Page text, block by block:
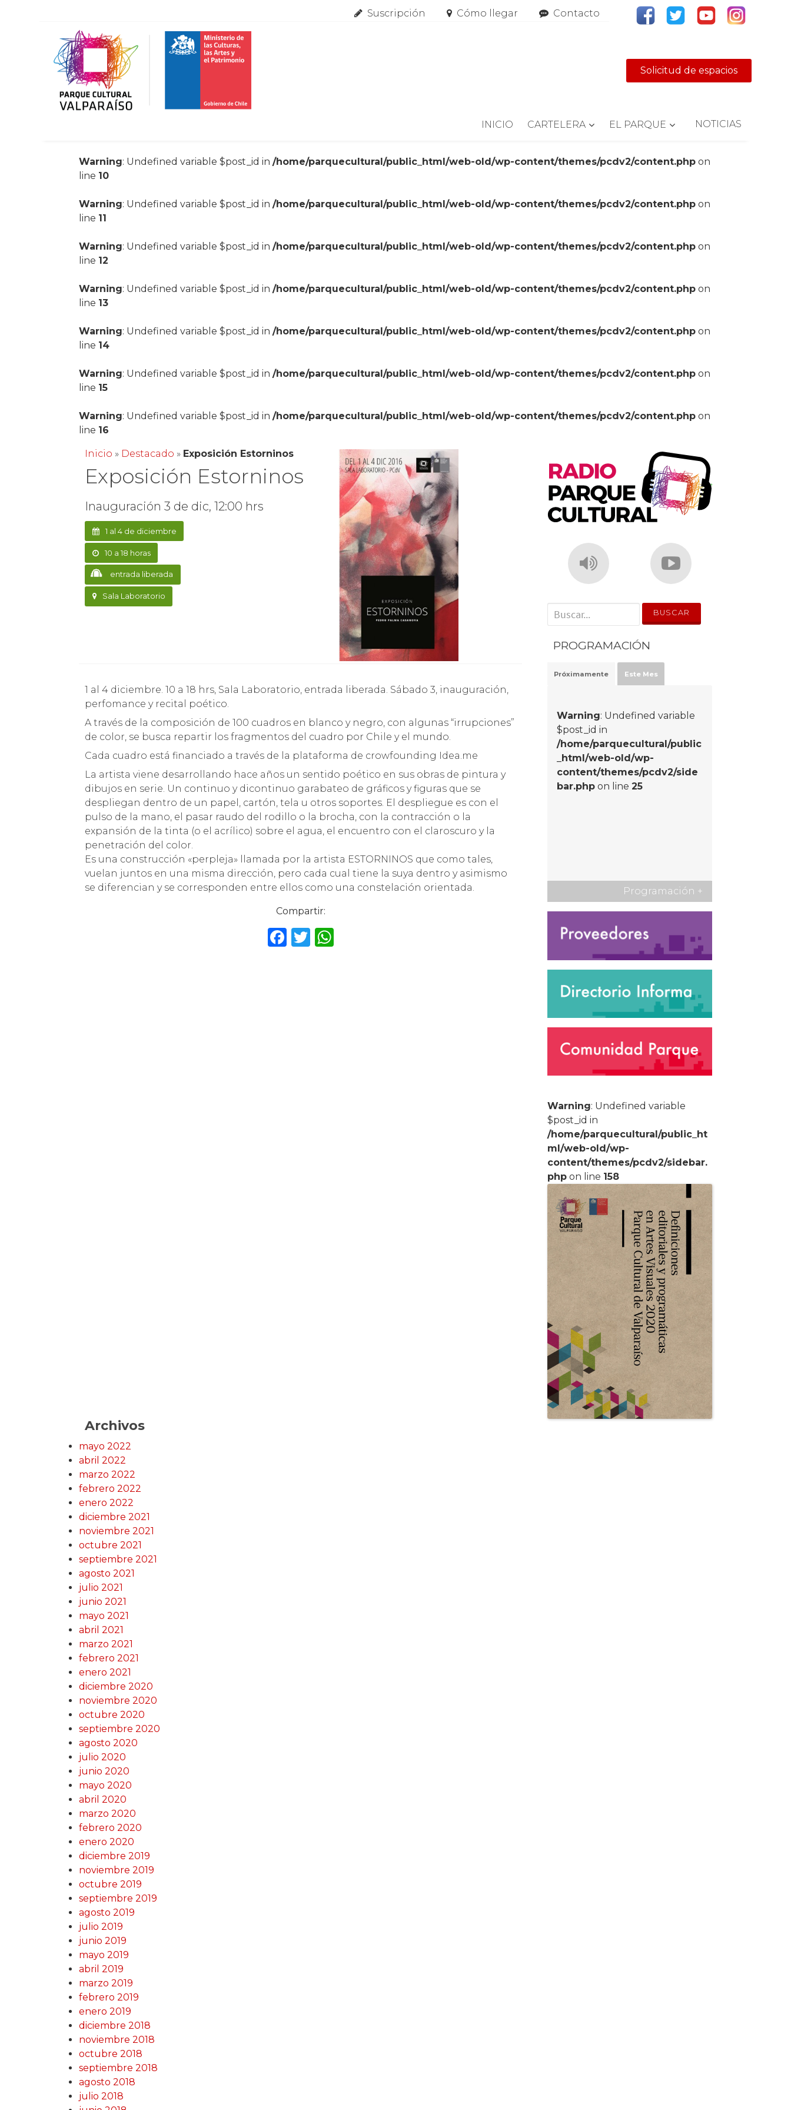
Suscripción Cómo llegar Contacto
Solicitud de espacios
INICIO CARTELERA EL PARQUE NOTICIAS
Warning: Undefined variable $post_id in/home/parquecultural/public_html/web-old/wp-content/themes/pcdv2/content.php on
line 10
Warning: Undefined variable $post_id in/home/parquecultural/public_html/web-old/wp-content/themes/pcdv2/content.php on
line 11
Warning: Undefined variable $post_id in/home/parquecultural/public_html/web-old/wp-content/themes/pcdv2/content.php on
line 12
Warning: Undefined variable $post_id in/home/parquecultural/public_html/web-old/wp-content/themes/pcdv2/content.php on
line 13
Warning: Undefined variable $post_id in/home/parquecultural/public_html/web-old/wp-content/themes/pcdv2/content.php on
line 14
Warning: Undefined variable $post_id in/home/parquecultural/public_html/web-old/wp-content/themes/pcdv2/content.php on
line 15
Warning: Undefined variable $post_id in/home/parquecultural/public_html/web-old/wp-content/themes/pcdv2/content.php on
line 16
Inicio » Destacado » Exposición Estorninos
Exposición Estorninos
Inauguración 3 de dic, 12:00 hrs
1 al 4 de diciembre
10 a 18 horas
entrada liberada
Sala Laboratorio
1 al 4 diciembre. 10 a 18 hrs, Sala Laboratorio, entrada liberada. Sábado 3, inauguración,
perfomance y recital poético.
A través de la composición de 100 cuadros en blanco y negro, con algunas “irrupciones”
de color, se busca repartir los fragmentos del cuadro por Chile y el mundo.
Cada cuadro está financiado a través de la plataforma de crowfounding Idea.me
La artista viene desarrollando hace años un sentido poético en sus obras de pintura y
dibujos en serie. Un continuo y dicontinuo garabateo de gráficos y figuras que se
despliegan dentro de un papel, cartón, tela u otros soportes. El despliegue es con el
pulso de la mano, el pasar raudo del rodillo o la brocha, con la contracción o la
expansión de la tinta (o el acrílico) sobre el agua, el encuentro con el claroscuro y la
penetración del color.
Es una construcción «perpleja» llamada por la artista ESTORNINOS que como tales,
vuelan juntos en una misma dirección, pero cada cual tiene la suya dentro y asimismo
se diferencian y se corresponden entre ellos como una constelación orientada.
Compartir:
F T W
' . __('Search for:') . '
PROGRAMACIÓN
Próximamente Este Mes
Warning: Undefined variable
$post_id in
/home/parquecultural/public
_html/web-old/wp-
content/themes/pcdv2/side
bar.php on line25
Programación +
Warning: Undefined variable
$post_id in
/home/parquecultural/public_ht
ml/web-old/wp-
content/themes/pcdv2/sidebar.
php on line 158
Archivos
mayo 2022
abril 2022
marzo 2022
febrero 2022
enero 2022
diciembre 2021
noviembre 2021
octubre 2021
septiembre 2021
agosto 2021
julio 2021
junio 2021
mayo 2021
abril 2021
marzo 2021
febrero 2021
enero 2021
diciembre 2020
noviembre 2020
octubre 2020
septiembre 2020
agosto 2020
julio 2020
junio 2020
mayo 2020
abril 2020
marzo 2020
febrero 2020
enero 2020
diciembre 2019
noviembre 2019
octubre 2019
septiembre 2019
agosto 2019
julio 2019
junio 2019
mayo 2019
abril 2019
marzo 2019
febrero 2019
enero 2019
diciembre 2018
noviembre 2018
octubre 2018
septiembre 2018
agosto 2018
julio 2018